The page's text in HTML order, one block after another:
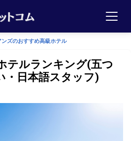
ンズのおすすめ高級ホテル
テルランキング(五つ
・日本語スタッフ)